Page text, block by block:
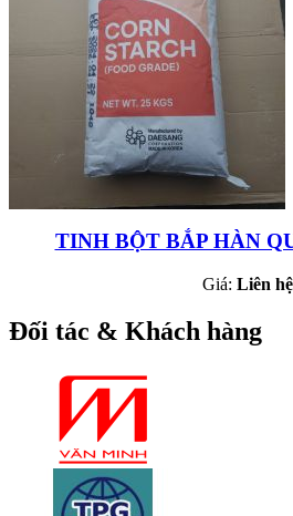
TINH BỘT BẮP HÀN
Giá: Liên hệ
Đối tác & Khách hàng